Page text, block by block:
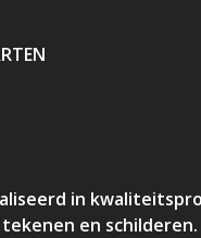
in
en schilderen.